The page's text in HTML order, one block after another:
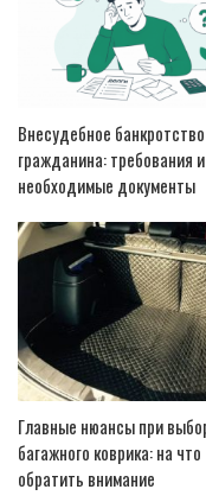
Внесудебное банкротство
гражданина: требования и
необходимые документы
Главные нюансы при
багажного коврика: на что
обратить внимание